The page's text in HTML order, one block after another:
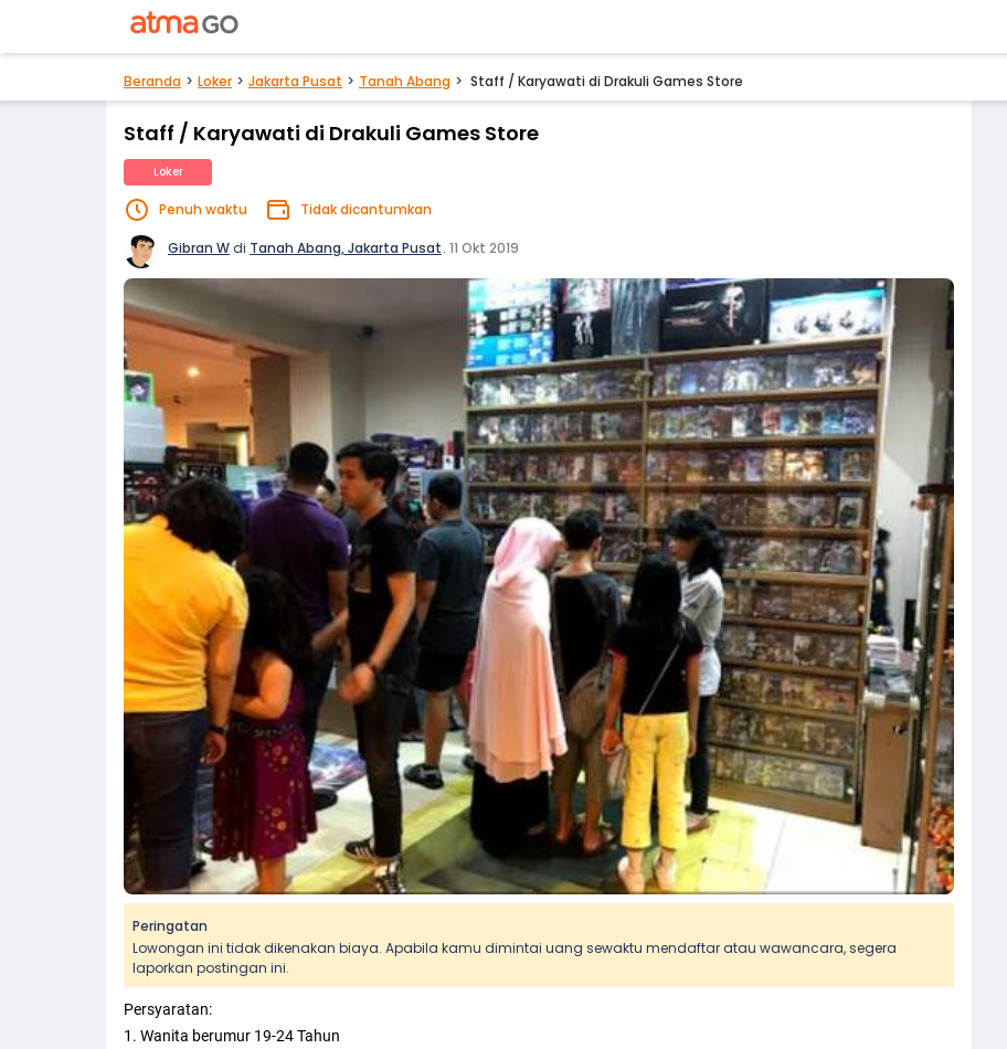
Beranda Loker Jakarta Pusat Tanah Abang Staff / Karyawati di Drakuli Games Store
Staff / Karyawati di Drakuli Games Store
Loker
Penuh waktu Tidak dicantumkan
Gibran Wdi Tanah Abang, Jakarta Pusat. 11 Okt 2019
Peringatan
Lowongan ini tidak dikenakan biaya. Apabila kamu dimintai uang sewaktu mendaftar atau wawancara, segera
laporkan postingan ini.
Persyaratan:
1. Wanita berumur 19-24 Tahun